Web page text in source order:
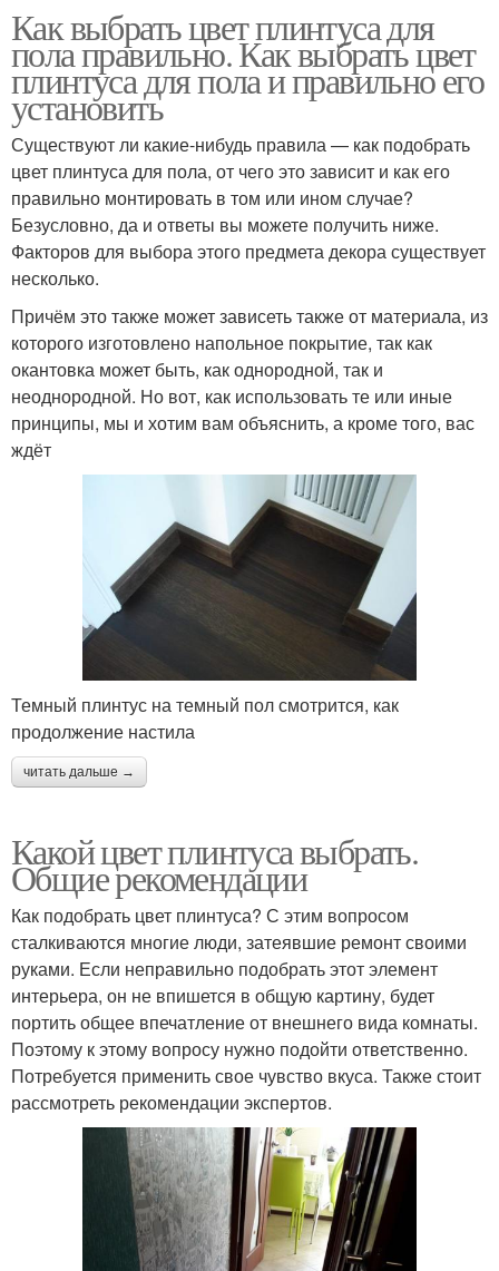
Как выбрать цвет плинтуса для
пола правильно. Как выбрать цвет
плинтуса для пола и правильно его
установить
Существуют ли какие-нибудь правила — как подобрать
цвет плинтуса для пола, от чего это зависит и как его
правильно монтировать в том или ином случае?
Безусловно, да и ответы вы можете получить ниже.
Факторов для выбора этого предмета декора существует
несколько.
Причём это также может зависеть также от материала, из
которого изготовлено напольное покрытие, так как
окантовка может быть, как однородной, так и
неоднородной. Но вот, как использовать те или иные
принципы, мы и хотим вам объяснить, а кроме того, вас
ждёт
Темный плинтус на темный пол смотрится, как
продолжение настила
читать дальше →
Какой цвет плинтуса выбрать.
Общие рекомендации
Как подобрать цвет плинтуса? С этим вопросом
сталкиваются многие люди, затеявшие ремонт своими
руками. Если неправильно подобрать этот элемент
интерьера, он не впишется в общую картину, будет
портить общее впечатление от внешнего вида комнаты.
Поэтому к этому вопросу нужно подойти ответственно.
Потребуется применить свое чувство вкуса. Также стоит
рассмотреть рекомендации экспертов.